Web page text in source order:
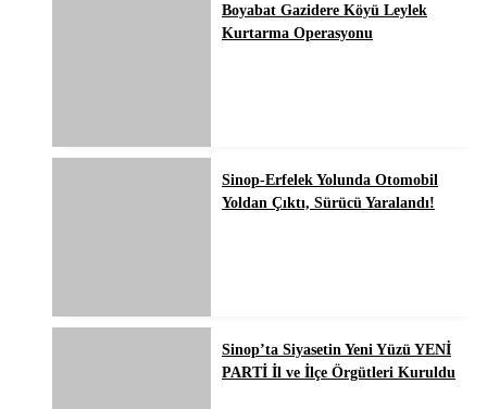
Boyabat Gazidere Köyü Leylek
Kurtarma Operasyonu
Sinop-Erfelek Yolunda Otomobil
Yoldan Çıktı, Sürücü Yaralandı!
Sinop’ta Siyasetin Yeni Yüzü YENİ
PARTİ İl ve İlçe Örgütleri Kuruldu